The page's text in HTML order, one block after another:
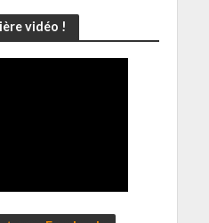
vidéo !